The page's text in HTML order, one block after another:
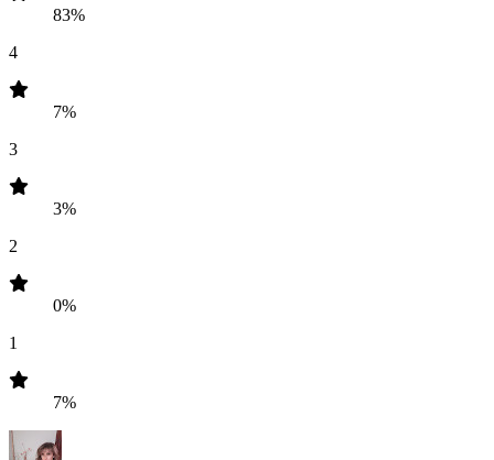
83%
4
7%
3
3%
2
0%
1
7%